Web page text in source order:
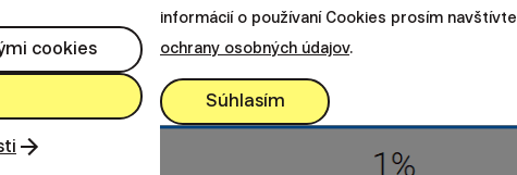
cookies
informácií o používaní Cookies prosím navštívte
ochrany osobných údajov.
Súhlasím